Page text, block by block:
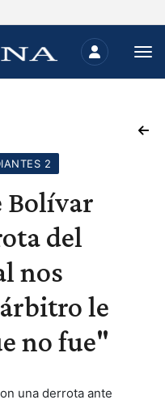
2
Bolívar
del
nos
le
no fue"
una derrota ante